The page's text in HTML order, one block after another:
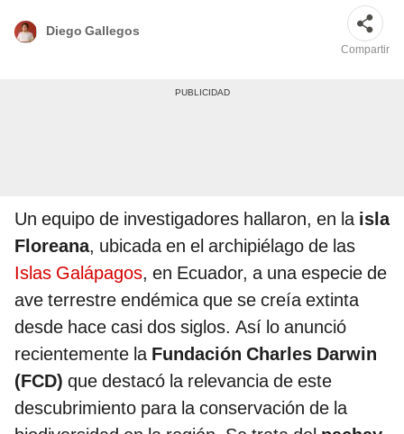
Diego Gallegos
Compartir
Un equipo de investigadores hallaron, en laisla
Floreana, ubicada en el archipiélago de las
Islas Galápagos, en Ecuador, a una especie de
ave terrestre endémica que se creía extinta
desde hace casi dos siglos. Así lo anunció
recientemente la Fundación Charles Darwin
(FCD) que destacó la relevancia de este
descubrimiento para la conservación de la